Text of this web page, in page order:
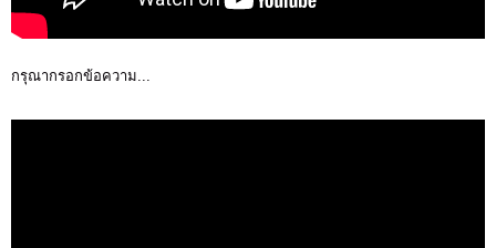
กรุณากรอกข้อความ...